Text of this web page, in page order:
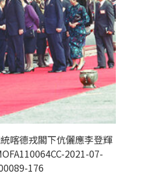
喀德戎閣下伉儷應李登輝
2021-07-
176